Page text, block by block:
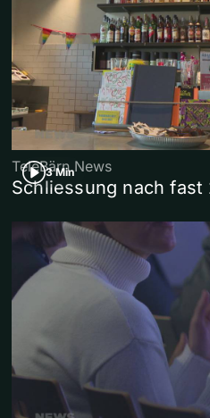
3 Min
TeleBärn News
Schliessung nach fast